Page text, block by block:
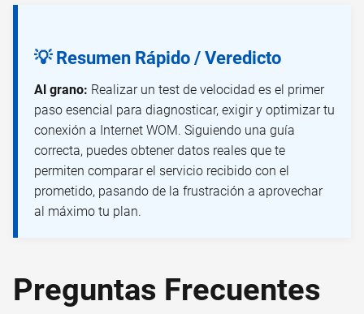
💡 Resumen Rápido / Veredicto
Al grano: Realizar un test de velocidad es el primer
paso esencial para diagnosticar, exigir y optimizar tu
conexión a Internet WOM. Siguiendo una guía
correcta, puedes obtener datos reales que te
permiten comparar el servicio recibido con el
prometido, pasando de la frustración a aprovechar
al máximo tu plan.
Preguntas Frecuentes